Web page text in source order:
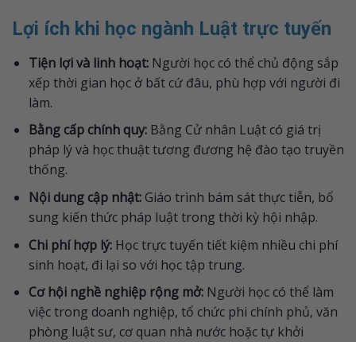
Lợi ích khi học ngành Luật trực tuyến
Tiện lợi và linh hoạt:Người học có thể chủ động sắp
xếp thời gian học ở bất cứ đâu, phù hợp với người đi
làm.
Bằng cấp chính quy:Bằng Cử nhân Luật có giá trị
pháp lý và học thuật tương đương hệ đào tạo truyền
thống.
Nội dung cập nhật:Giáo trình bám sát thực tiễn, bổ
sung kiến thức pháp luật trong thời kỳ hội nhập.
Chi phí hợp lý:Học trực tuyến tiết kiệm nhiều chi phí
sinh hoạt, đi lại so với học tập trung.
Cơ hội nghề nghiệp rộng mở:Người học có thể làm
việc trong doanh nghiệp, tổ chức phi chính phủ, văn
phòng luật sư, cơ quan nhà nước hoặc tự khởi